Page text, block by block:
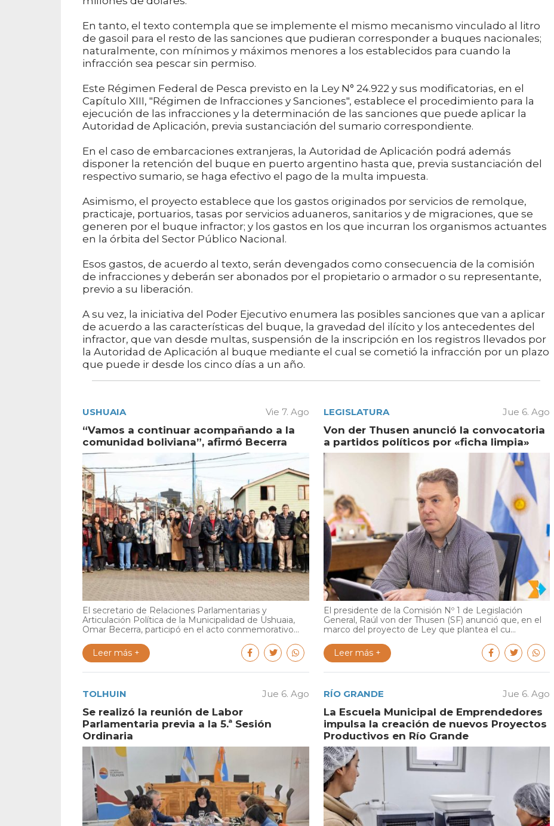
En tanto, el texto contempla que se implemente el mismo mecanismo vinculado al litro
de gasoil para el resto de las sanciones que pudieran corresponder a buques nacionales;
naturalmente, con mínimos y máximos menores a los establecidos para cuando la
infracción sea pescar sin permiso.
Este Régimen Federal de Pesca previsto en la Ley N° 24.922 y sus modificatorias, en el
Capítulo XIII, "Régimen de Infracciones y Sanciones", establece el procedimiento para la
ejecución de las infracciones y la determinación de las sanciones que puede aplicar la
Autoridad de Aplicación, previa sustanciación del sumario correspondiente.
En el caso de embarcaciones extranjeras, la Autoridad de Aplicación podrá además
disponer la retención del buque en puerto argentino hasta que, previa sustanciación del
respectivo sumario, se haga efectivo el pago de la multa impuesta.
Asimismo, el proyecto establece que los gastos originados por servicios de remolque,
practicaje, portuarios, tasas por servicios aduaneros, sanitarios y de migraciones, que se
generen por el buque infractor; y los gastos en los que incurran los organismos actuantes
en la órbita del Sector Público Nacional.
Esos gastos, de acuerdo al texto, serán devengados como consecuencia de la comisión
de infracciones y deberán ser abonados por el propietario o armador o su representante,
previo a su liberación.
A su vez, la iniciativa del Poder Ejecutivo enumera las posibles sanciones que van a aplicar
de acuerdo a las características del buque, la gravedad del ilícito y los antecedentes del
infractor, que van desde multas, suspensión de la inscripción en los registros llevados por
la Autoridad de Aplicación al buque mediante el cual se cometió la infracción por un plazo
que puede ir desde los cinco días a un año.
USHUAIA Vie 7. Ago
“Vamos a continuar acompañando a la
comunidad boliviana”, afirmó Becerra
El secretario de Relaciones Parlamentarias y
Articulación Política de la Municipalidad de Ushuaia,
Omar Becerra, participó en el acto conmemorativo...
Leer más +
LEGISLATURA Jue 6. Ago
Von der Thusen anunció la convocatoria
a partidos políticos por «ficha limpia»
El presidente de la Comisión Nº 1 de Legislación
General, Raúl von der Thusen (SF) anunció que, en el
marco del proyecto de Ley que plantea el cu...
Leer más +
TOLHUIN Jue 6. Ago
Se realizó la reunión de Labor
Parlamentaria previa a la 5.ª Sesión
Ordinaria
RÍO GRANDE Jue 6. Ago
La Escuela Municipal de Emprendedores
impulsa la creación de nuevos Proyectos
Productivos en Río Grande